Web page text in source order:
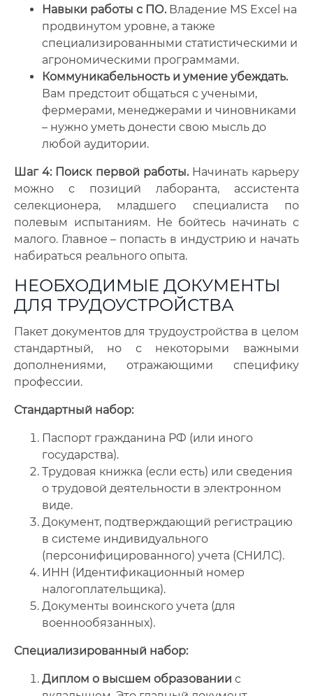
Навыки работы с ПО.Владение MS Excel на
продвинутом уровне, а также
специализированными статистическими и
агрономическими программами.
Коммуникабельность и умение убеждать.
Вам предстоит общаться с учеными,
фермерами, менеджерами и чиновниками
– нужно уметь донести свою мысль до
любой аудитории.
Шаг 4: Поиск первой работы.Начинать карьеру
можно с позиций лаборанта, ассистента
селекционера, младшего специалиста по
полевым испытаниям. Не бойтесь начинать с
малого. Главное – попасть в индустрию и начать
набираться реального опыта.
НЕОБХОДИМЫЕ ДОКУМЕНТЫ
ДЛЯ ТРУДОУСТРОЙСТВА
Пакет документов для трудоустройства в целом
стандартный, но с некоторыми важными
дополнениями, отражающими специфику
профессии.
Стандартный набор:
Паспорт гражданина РФ (или иного
государства).
Трудовая книжка (если есть) или сведения
о трудовой деятельности в электронном
виде.
Документ, подтверждающий регистрацию
в системе индивидуального
(персонифицированного) учета (СНИЛС).
ИНН (Идентификационный номер
налогоплательщика).
Документы воинского учета (для
военнообязанных).
Специализированный набор:
Диплом о высшем образовании с